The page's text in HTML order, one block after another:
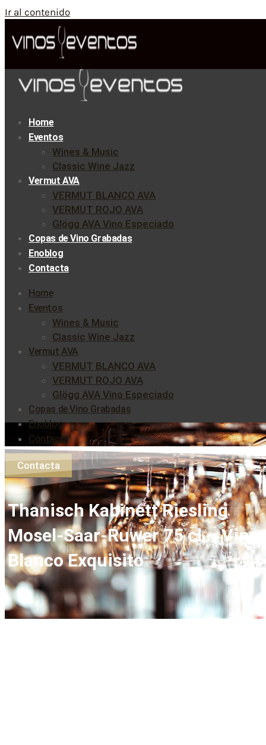
Ir al contenido
Home
Eventos
Wines & Music
Classic Wine Jazz
Vermut AVA
VERMUT BLANCO AVA
VERMUT ROJO AVA
Glögg AVA Vino Especiado
Copas de Vino Grabadas
Enoblog
Contacta
Home
Eventos
Wines & Music
Classic Wine Jazz
Vermut AVA
VERMUT BLANCO AVA
VERMUT ROJO AVA
Glögg AVA Vino Especiado
Copas de Vino Grabadas
Enoblog
Contacta
Contacta
Thanisch Kabinett Riesling
Mosel-Saar-Ruwer 75 cl – Vino
Blanco Exquisito